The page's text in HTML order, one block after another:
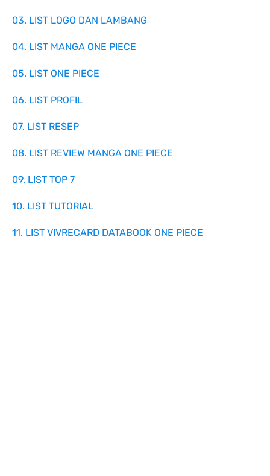
03. LIST LOGO DAN LAMBANG
04. LIST MANGA ONE PIECE
05. LIST ONE PIECE
06. LIST PROFIL
07. LIST RESEP
08. LIST REVIEW MANGA ONE PIECE
09. LIST TOP 7
10. LIST TUTORIAL
11. LIST VIVRECARD DATABOOK ONE PIECE